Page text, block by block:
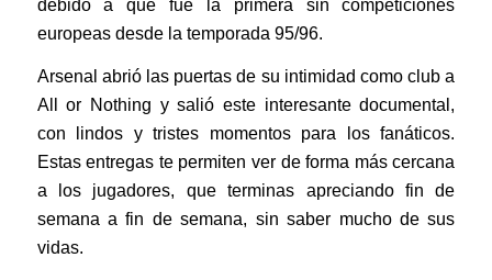
debido a que fue la primera sin competiciones
europeas desde la temporada 95/96.
Arsenal abrió las puertas de su intimidad como club a
All or Nothing y salió este interesante documental,
con lindos y tristes momentos para los fanáticos.
Estas entregas te permiten ver de forma más cercana
a los jugadores, que terminas apreciando fin de
semana a fin de semana, sin saber mucho de sus
vidas.